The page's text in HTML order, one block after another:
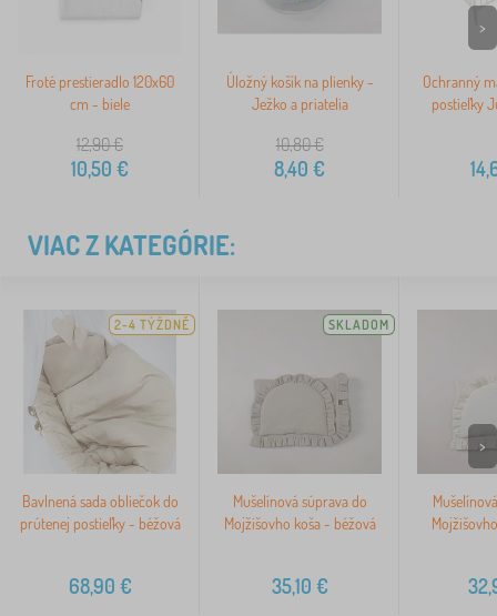
Froté prestieradlo 120x60
cm - biele
12,90€
10,50 €
Úložný košík na plienky -
Ježko a priatelia
10,80€
8,40 €
Ochranný
postieľky
>
VIAC Z KATEGÓRIE:
2-4 TÝŽDNĚ
Bavlnená sada obliečok do
prútenej postieľky - béžová
68,90 €
SKLADOM
Mušelínová súprava do
Mojžišovho koša - béžová
35,10 €
>